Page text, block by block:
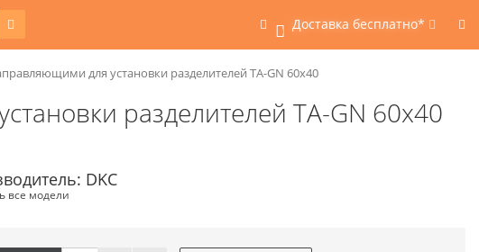
0 Доставка бесплатно*
для установки разделителей TA-GN 60x40
разделителей TA-GN 60x40
DKC
все модели